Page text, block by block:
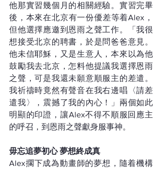
他那實習幾個月的相關經驗。實習完畢
後，本來在北京有一份優差等着Alex，
但他選擇應邀到恩雨之聲工作。「我很
想接受北京的聘書，於是問爸爸意見。
他未信耶穌，又是生意人，本來以為他
鼓勵我去北京，怎料他提議我選擇恩雨
之聲，可是我還未願意順服主的差遣。
我祈禱時竟然有聲音在我右邊唱〈請差
遣我〉，震撼了我的內心！」兩個如此
明顯的印證，讓Alex不得不順服回應主
的呼召，到恩雨之聲獻身服事神。
毋忘追夢初心 夢想終成真
Alex擱下成為動畫師的夢想，隨着機構